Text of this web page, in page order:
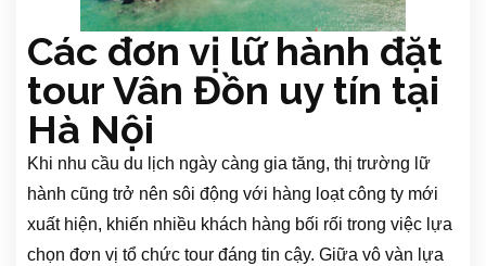
Các đơn vị lữ hành đặt
tour Vân Đồn uy tín tại
Hà Nội
Khi nhu cầu du lịch ngày càng gia tăng, thị trường lữ
hành cũng trở nên sôi động với hàng loạt công ty mới
xuất hiện, khiến nhiều khách hàng bối rối trong việc lựa
chọn đơn vị tổ chức tour đáng tin cậy. Giữa vô vàn lựa